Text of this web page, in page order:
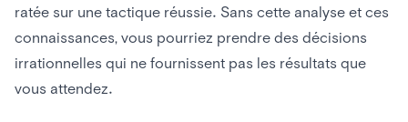
ratée sur une tactique réussie. Sans cette analyse et ces
connaissances, vous pourriez prendre des décisions
irrationnelles qui ne fournissent pas les résultats que
vous attendez.